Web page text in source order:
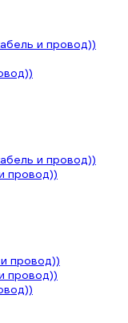
и провод))
и провод))
провод))
провод))
провод))